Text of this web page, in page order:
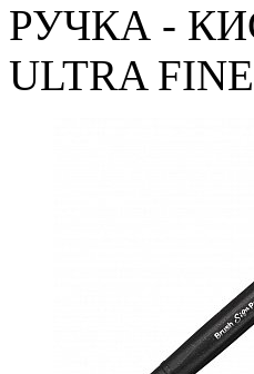
РУЧКА -
ULTRA